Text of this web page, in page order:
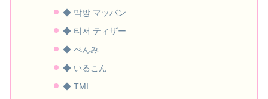
◆ 막방 マッパン
◆ 티저 ティザー
◆ ぺんみ
◆ いるこん
◆ TMI